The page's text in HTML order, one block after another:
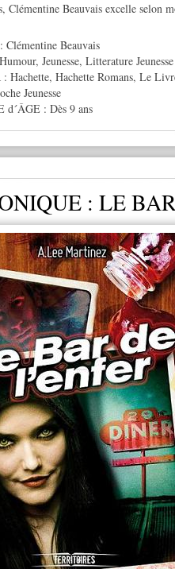
Clémentine Beauvais excelle selon
Clémentine Beauvais
Humour, Jeunesse, Litterature Jeunesse
: Hachette, Hachette Romans, Le
Jeunesse
d´ÂGE : Dès 9 ans
: LE